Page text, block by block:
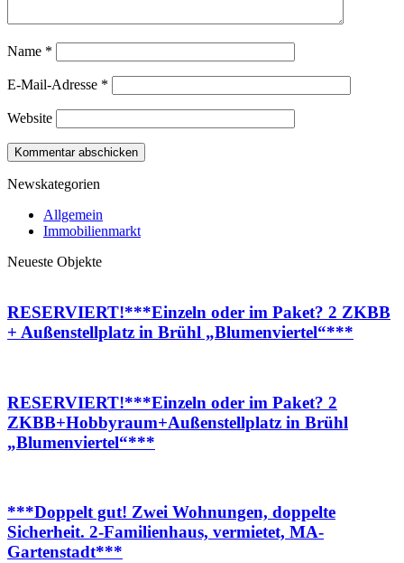
Name *
E-Mail-Adresse *
Website
Newskategorien
Allgemein
Immobilienmarkt
Neueste Objekte
RESERVIERT!***Einzeln oder im Paket? 2 ZKBB
+ Außenstellplatz in Brühl „Blumenviertel“***
RESERVIERT!***Einzeln oder im Paket? 2
ZKBB+Hobbyraum+Außenstellplatz in Brühl
„Blumenviertel“***
***Doppelt gut! Zwei Wohnungen, doppelte
Sicherheit. 2-Familienhaus, vermietet, MA-
Gartenstadt***